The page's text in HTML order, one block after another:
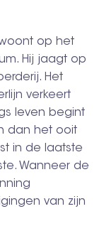
op het
Hij jaagt op
Het
verkeert
leven begint
dan het ooit
in de laatste
Wanneer de
van zijn